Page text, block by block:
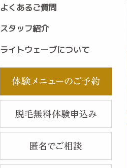
よくあるご質問
スタッフ紹介
ライトウェーブについて